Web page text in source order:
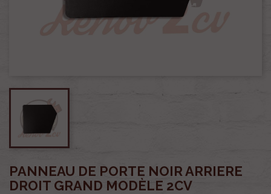
PANNEAU DE PORTE NOIR ARRIERE
DROIT GRAND MODÈLE 2CV